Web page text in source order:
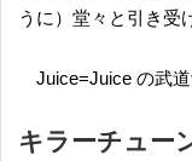
うに）堂々と引き受
Juice=Juice の武
キラーチュー